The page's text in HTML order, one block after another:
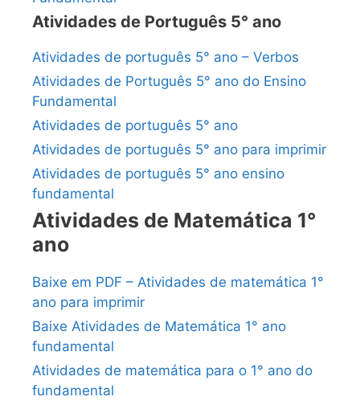
Atividades de Português 5° ano
Atividades de português 5° ano – Verbos
Atividades de Português 5° ano do Ensino
Fundamental
Atividades de português 5° ano
Atividades de português 5° ano para imprimir
Atividades de português 5° ano ensino
fundamental
Atividades de Matemática 1°
ano
Baixe em PDF – Atividades de matemática 1°
ano para imprimir
Baixe Atividades de Matemática 1° ano
fundamental
Atividades de matemática para o 1° ano do
fundamental